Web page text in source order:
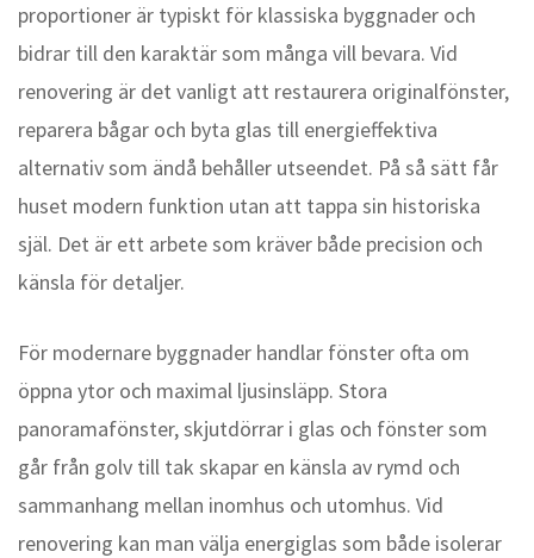
proportioner är typiskt för klassiska byggnader och
bidrar till den karaktär som många vill bevara. Vid
renovering är det vanligt att restaurera originalfönster,
reparera bågar och byta glas till energieffektiva
alternativ som ändå behåller utseendet. På så sätt får
huset modern funktion utan att tappa sin historiska
själ. Det är ett arbete som kräver både precision och
känsla för detaljer.
För modernare byggnader handlar fönster ofta om
öppna ytor och maximal ljusinsläpp. Stora
panoramafönster, skjutdörrar i glas och fönster som
går från golv till tak skapar en känsla av rymd och
sammanhang mellan inomhus och utomhus. Vid
renovering kan man välja energiglas som både isolerar